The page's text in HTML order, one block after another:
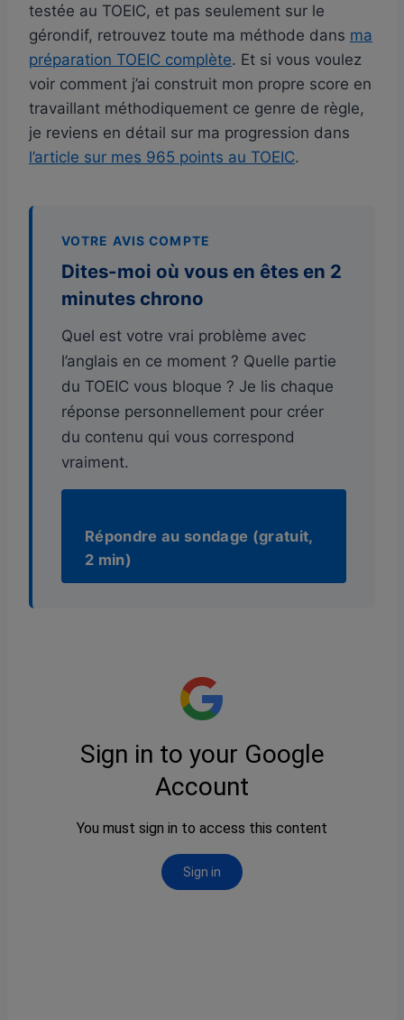
testée au TOEIC, et pas seulement sur le
gérondif, retrouvez toute ma méthode dans ma
préparation TOEIC complète. Et si vous voulez
voir comment j’ai construit mon propre score en
travaillant méthodiquement ce genre de règle,
je reviens en détail sur ma progression dans
l’article sur mes 965 points au TOEIC.
VOTRE AVIS COMPTE
Dites-moi où vous en êtes en 2
minutes chrono
Quel est votre vrai problème avec
l’anglais en ce moment ? Quelle partie
du TOEIC vous bloque ? Je lis chaque
réponse personnellement pour créer
du contenu qui vous correspond
vraiment.
Répondre au sondage (gratuit,
2 min)